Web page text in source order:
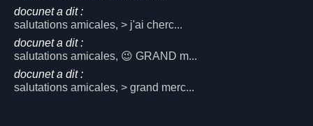
docunet a dit :
salutations amicales, > j'ai cherc...
docunet a dit :
salutations amicales, 😉 GRAND m...
docunet a dit :
salutations amicales, > grand merc...